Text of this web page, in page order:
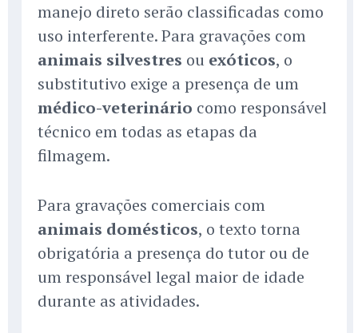
manejo direto serão classificadas como
uso interferente. Para gravações com
animais silvestres ou exóticos, o
substitutivo exige a presença de um
médico-veterinário como responsável
técnico em todas as etapas da
filmagem.
Para gravações comerciais com
animais domésticos, o texto torna
obrigatória a presença do tutor ou de
um responsável legal maior de idade
durante as atividades.